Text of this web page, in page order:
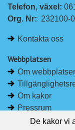
Telefon, växel:
Org. Nr: 232100-
Kontakta oss
Webbplatsen
Om
Om kakor
Pressrum
De kakor vi